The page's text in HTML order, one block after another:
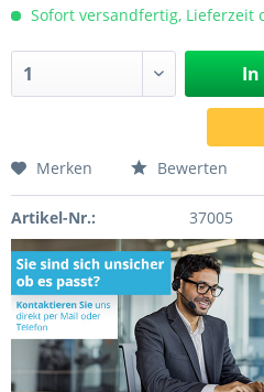
Sofort versandfertig, Lieferzeit
In
Merken Bewerten
Artikel-Nr.: 37005